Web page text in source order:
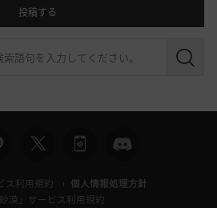
投稿する
検
ス利用規約
個人情報処理方針
砂漠」サービス利用規約